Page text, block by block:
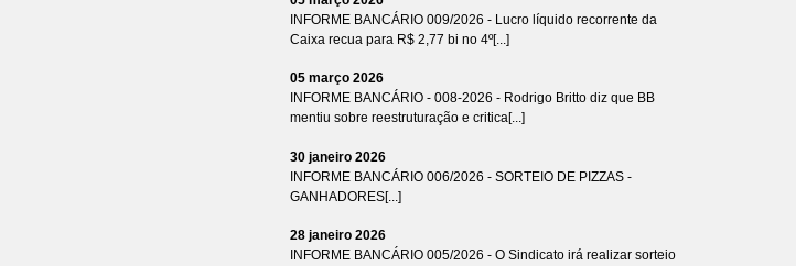
INFORME BANCÁRIO 009/2026 - Lucro líquido recorrente da
Caixa recua para R$ 2,77 bi no 4º[...]
05 março 2026
INFORME BANCÁRIO - 008-2026 - Rodrigo Britto diz que BB
mentiu sobre reestruturação e critica[...]
30 janeiro 2026
INFORME BANCÁRIO 006/2026 - SORTEIO DE PIZZAS -
GANHADORES[...]
28 janeiro 2026
INFORME BANCÁRIO 005/2026 - O Sindicato irá realizar sorteio